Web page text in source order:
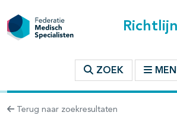
ZOEK
Terug naar zoekresultaten
binnen deze richtlijn